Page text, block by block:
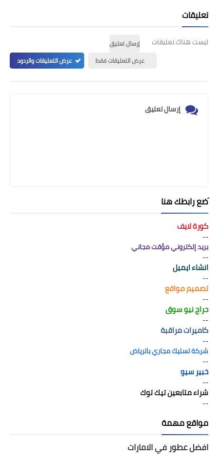
تعليقات
ليست هناك تعليقات
إرسال تعليق
عرض التعليقات فقط
عرض التعليقات والردود
إرسال تعليق
َضع رابطك هنا
كورة لايف
--
بريد إلكتروني مؤقت مجاني
--
انشاء ايميل
--
تصميم مواقع
--
حراج نيو سوق
--
كاميرات مراقبة
--
شركة تسليك مجاري بالرياض
--
خبير سيو
--
شراء متابعين تيك توك
--
مواقع مهمة
افضل عطور في الامارات